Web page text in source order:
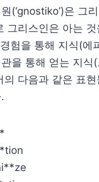
(‘gnostiko’)은 그리
그리스인은 아는
험을 통해 지식(에
을 통해 얻는 지식
의 다음과 같은 표